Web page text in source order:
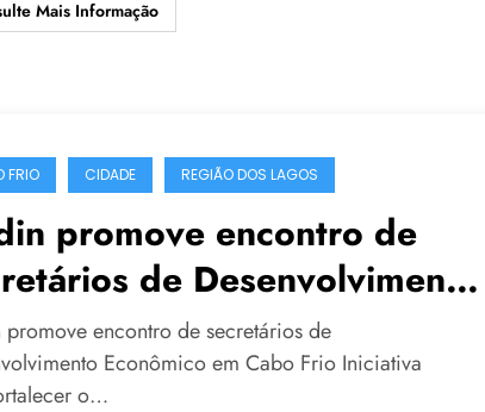
Mais Informação
FRIO CIDADE REGIÃO DOS LAGOS
promove encontro de
de Desenvolvimento
em Cabo Frio
encontro de secretários de
Econômico em Cabo Frio Iniciativa
o…